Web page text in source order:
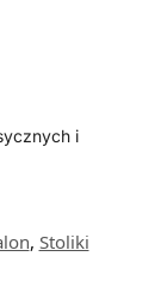
i
, Stoliki